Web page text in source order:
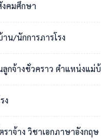
งคมศึกษา
น/นักการภารโรง
ตำแหน่งแม่บ้าน / นักการภารโรง
ง
าจ้าง วิชาเอกภาษาอังกฤษ